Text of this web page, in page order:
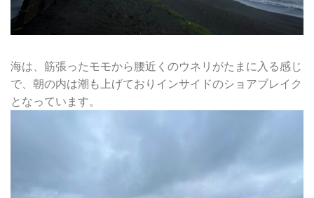
海は、筋張ったモモから腰近くのウネリがたまに入る感じ
で、朝の内は潮も上げておりインサイドのショアブレイク
となっています。